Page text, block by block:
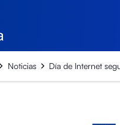
Noticias Día de Internet